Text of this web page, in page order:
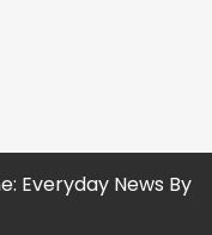
Everyday News By